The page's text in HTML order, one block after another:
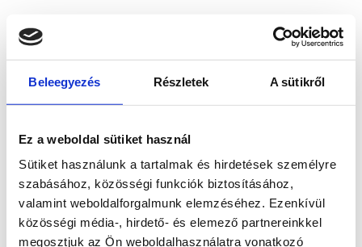
Beleegyezés Részletek A sütikről
Ez a weboldal sütiket használ
Sütiket használunk a tartalmak és hirdetések személyre
szabásához, közösségi funkciók biztosításához,
valamint weboldalforgalmunk elemzéséhez. Ezenkívül
közösségi média-, hirdető- és elemező partnereinkkel
megosztjuk az Ön weboldalhasználatra vonatkozó